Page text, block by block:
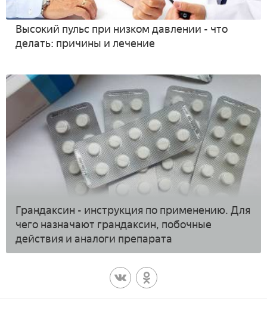
Высокий пульс при низком давлении - что
делать: причины и лечение
Грандаксин - инструкция по применению. Для
чего назначают грандаксин, побочные
действия и аналоги препарата